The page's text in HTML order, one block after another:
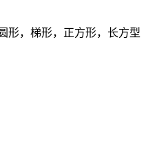
形，梯形，正方形，长方型